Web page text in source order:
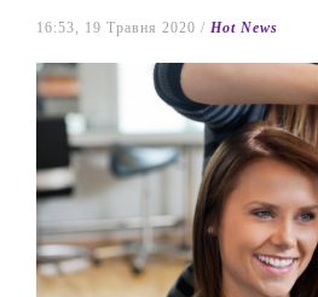
16:53, 19 Травня 2020 / Hot News